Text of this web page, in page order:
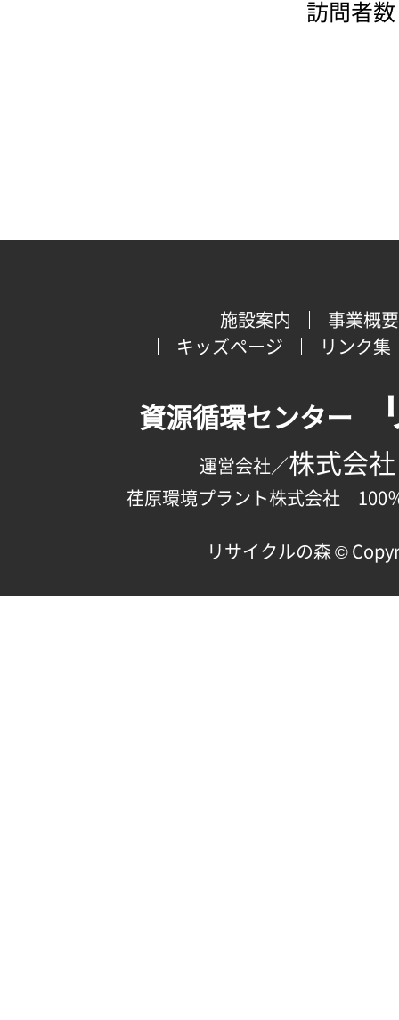
訪問者
施設案内
事業概要
キッズページ
リンク集
資源循環センター
運営会社／株式会
荏原環境プラント株式会社 100
リサイクルの森 ©